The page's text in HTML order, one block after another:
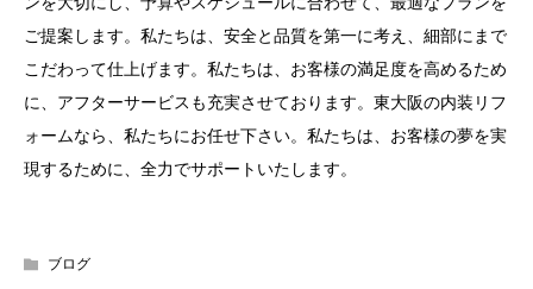
ご提案します。私たちは、安全と品質を第一に考え、細部にまで
こだわって仕上げます。私たちは、お客様の満足度を高めるため
に、アフターサービスも充実させております。東大阪の内装リフ
ォームなら、私たちにお任せ下さい。私たちは、お客様の夢を実
現するために、全力でサポートいたします。
ブログ